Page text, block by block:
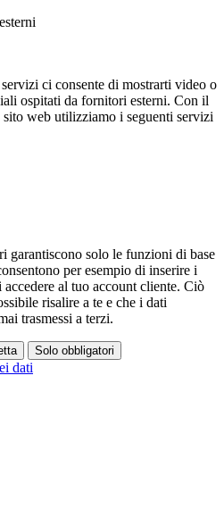
ci consente di mostrarti video o
ospitati da fornitori esterni. Con il
sito web utilizziamo i seguenti servizi
garantiscono solo le funzioni di base
per esempio di inserire i
al tuo account cliente. Ciò
risalire a te e che i dati
trasmessi a terzi.
Solo obbligatori
dati